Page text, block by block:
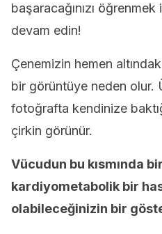
başaracağınızı öğrenmek
devam edin!
Çenemizin hemen
bir görüntüye neden olur.
fotoğrafta kendinize
çirkin görünür.
Vücudun bu kısmında
kardiyometabolik bir
olabileceğinizin bir